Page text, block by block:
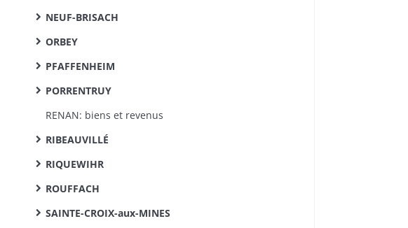
NEUF-BRISACH
ORBEY
PFAFFENHEIM
PORRENTRUY
RENAN: biens et revenus
RIBEAUVILLÉ
RIQUEWIHR
ROUFFACH
SAINTE-CROIX-aux-MINES